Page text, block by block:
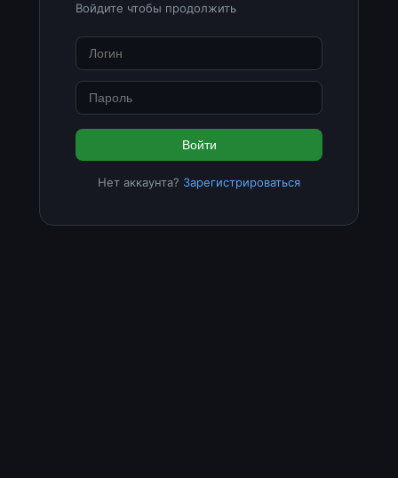
Войдите чтобы продолжить
Войти
Нет аккаунта? Зарегистрироваться